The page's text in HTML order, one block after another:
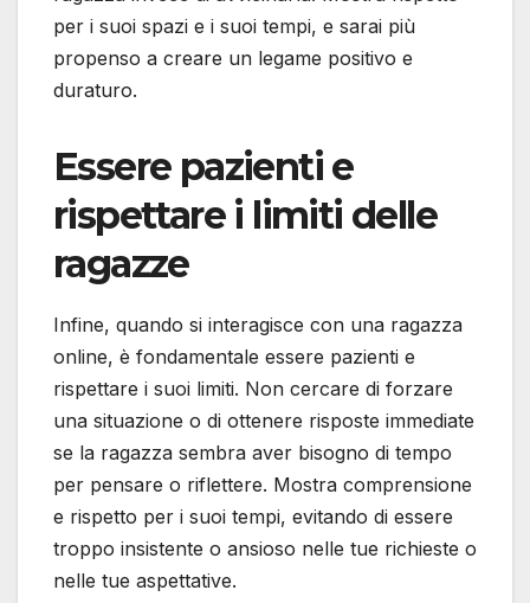
per i suoi spazi e i suoi tempi, e sarai più
propenso a creare un legame positivo e
duraturo.
Essere pazienti e
rispettare i limiti delle
ragazze
Infine, quando si interagisce con una ragazza
online, è fondamentale essere pazienti e
rispettare i suoi limiti. Non cercare di forzare
una situazione o di ottenere risposte immediate
se la ragazza sembra aver bisogno di tempo
per pensare o riflettere. Mostra comprensione
e rispetto per i suoi tempi, evitando di essere
troppo insistente o ansioso nelle tue richieste o
nelle tue aspettative.